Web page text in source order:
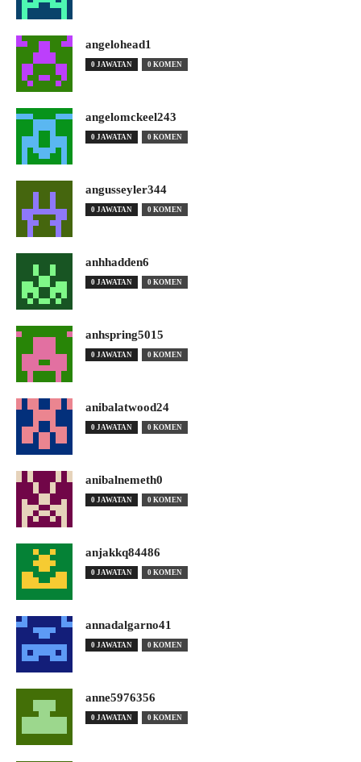
angelohead1
0 JAWATAN 0 KOMEN
angelomckeel243
0 JAWATAN 0 KOMEN
angusseyler344
0 JAWATAN 0 KOMEN
anhhadden6
0 JAWATAN 0 KOMEN
anhspring5015
0 JAWATAN 0 KOMEN
anibalatwood24
0 JAWATAN 0 KOMEN
anibalnemeth0
0 JAWATAN 0 KOMEN
anjakkq84486
0 JAWATAN 0 KOMEN
annadalgarno41
0 JAWATAN 0 KOMEN
anne5976356
0 JAWATAN 0 KOMEN